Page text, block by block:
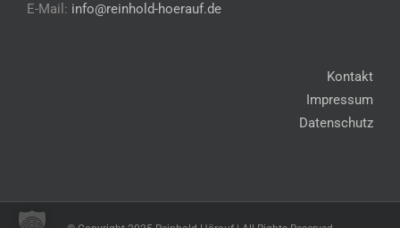
E-Mail: info@reinhold-hoerauf.de
Kontakt
Impressum
Datenschutz